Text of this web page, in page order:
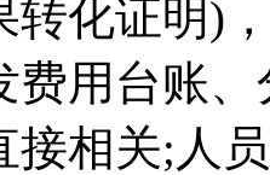
转化证明)
费用台账
接相关;人